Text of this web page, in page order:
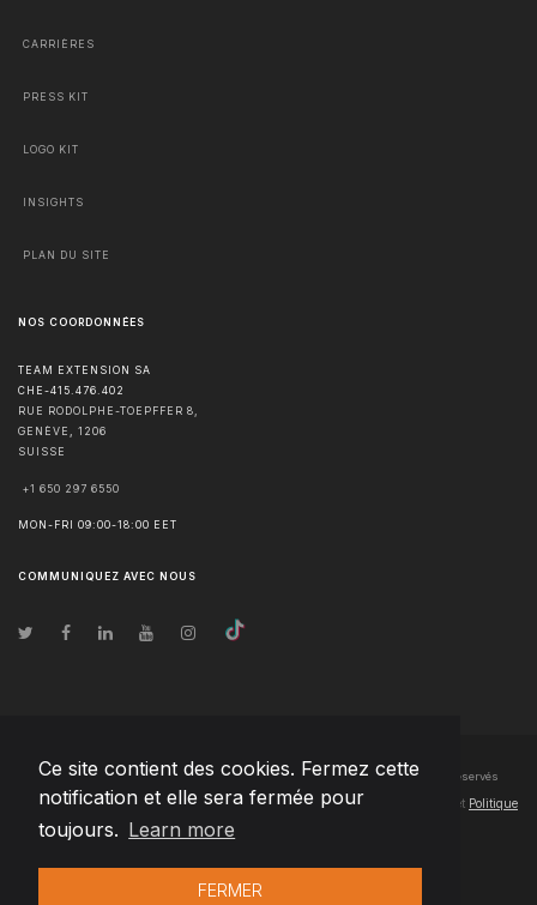
Ce site contient des cookies. Fermez cette
notification et elle sera fermée pour
toujours. Learn more
FERMER
CARRIÈRES
PRESS KIT
LOGO KIT
INSIGHTS
PLAN DU SITE
NOS COORDONNÉES
TEAM EXTENSION SA
CHE-415.476.402
RUE RODOLPHE-TOEPFFER 8,
GENÈVE
1206
SUISSE
+1 650 297 6550
MON-FRI 09:00-18:00 EET
COMMUNIQUEZ AVEC NOUS
© Droits d'auteur2026 Team Extension SA France- Tous les droits sont réservés
Changelog● En utilisant ce site, vous acceptez nos Conditions d'utilisation et Politique
de confidentialité